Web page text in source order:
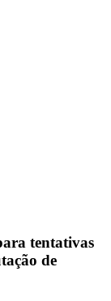
tentativas
de